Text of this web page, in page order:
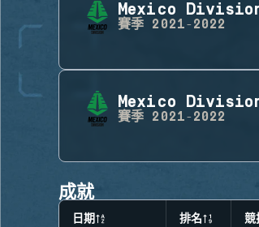
Mexico
賽季 2021-2022
Mexico
賽季 2021-2022
成就
日期 排名 競